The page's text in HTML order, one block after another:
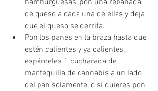
hamburguesas, pon una rebanada
de queso a cada una de ellas y deja
que el queso se derrita.
Pon los panes en la braza hasta que
estén calientes y ya calientes,
espárceles 1 cucharada de
mantequilla de cannabis a un lado
del pan solamente, o si quieres pon